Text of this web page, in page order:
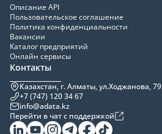
Описание API
Пользовательское соглашение
Политика конфиденциальности
Вакансии
Каталог предприятий
Онлайн сервисы
Контакты
Казахстан, г. Алматы, ул.Ходжанова, 79
+7 (747) 120 34 67
info@adata.kz
Перейти в чат с поддержкой